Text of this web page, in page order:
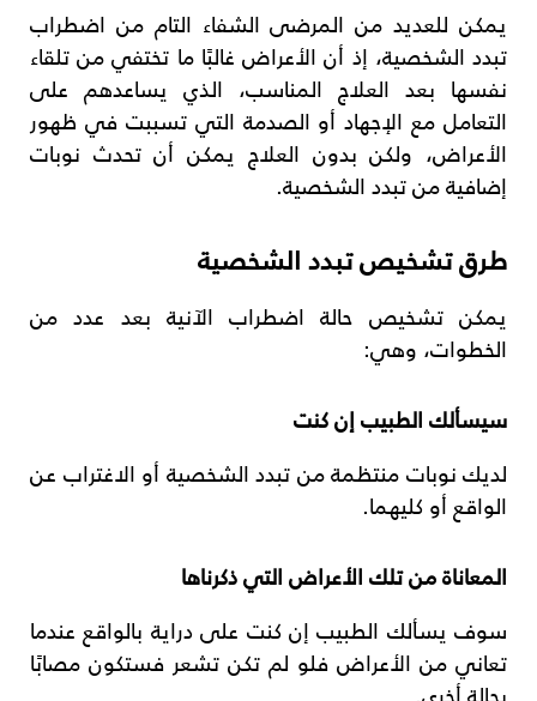
يمكن للعديد من المرضى الشفاء التام من اضطراب
تبدد الشخصية، إذ أن الأعراض غالبًا ما تختفي من تلقاء
نفسها بعد العلاج المناسب، الذي يساعدهم على
التعامل مع الإجهاد أو الصدمة التي تسببت في ظهور
الأعراض، ولكن بدون العلاج يمكن أن تحدث نوبات
إضافية من تبدد الشخصية.
طرق تشخيص تبدد الشخصية
يمكن تشخيص حالة اضطراب الآنية بعد عدد من
الخطوات، وهي:
سيسألك الطبيب إن كنت
لديك نوبات منتظمة من تبدد الشخصية أو الاغتراب عن
الواقع أو كليهما.
المعاناة من تلك الأعراض التي ذكرناها
سوف يسألك الطبيب إن كنت على دراية بالواقع عندما
تعاني من الأعراض فلو لم تكن تشعر فستكون مصابًا